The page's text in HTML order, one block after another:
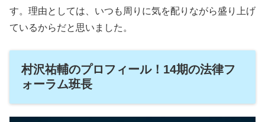
す。理由としては、いつも周りに気を配りながら盛り上げ
ているからだと思いました。
村沢祐輔のプロフィール！14期の法律フ
ォーラム班長